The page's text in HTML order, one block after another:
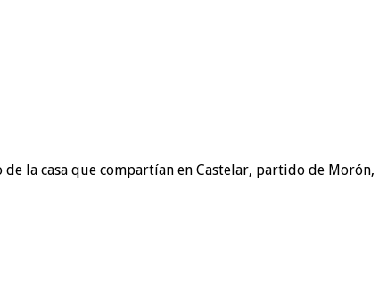
la casa que compartían en Castelar, partido de Morón,